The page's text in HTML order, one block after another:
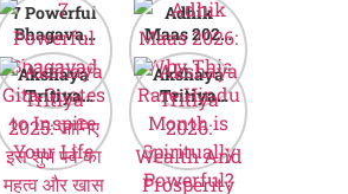
7 Powerful
Bhagavad
Gita Quotes
to Inspire
Your Life
Adhik
Maas 2026:
Why This
Rare Hindu
Month is
Spiritually
Powerful?
Akshaya
Tritiya
2025: जानिए
इस शुभ पर्व का
महत्व और खास
बातें
Akshaya
Tritiya
2026:
Wealth And
Prosperity
Guide